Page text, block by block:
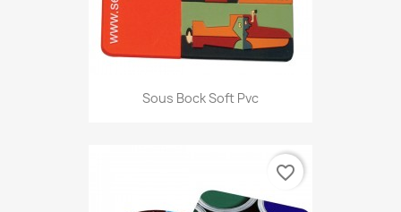
Sous Bock Soft Pvc
favorite_border